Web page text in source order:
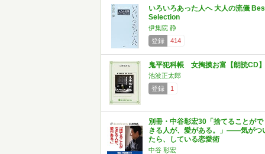
いろいろあった人へ 大人の流儀
Selection
伊集院 静
登録
414
鬼平犯科帳 女掏摸お富【朗読CD】
池波正太郎
登録
1
別冊・中谷彰宏30「捨てることがで
きる人が、愛がある。」――気がつ
たら、している恋愛術
中谷 彰宏